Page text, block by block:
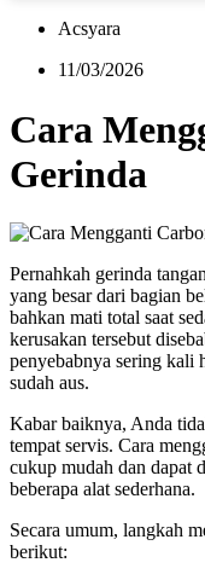
Acsyara
11/03/2026
Cara
Gerinda
Pernahkah gerinda
yang besar dari bagian
bahkan mati total saat
kerusakan tersebut
penyebabnya sering kali
sudah aus.
Kabar baiknya, Anda
tempat servis. Cara
cukup mudah dan dapat
beberapa alat sederhana.
Secara umum, langkah
berikut: